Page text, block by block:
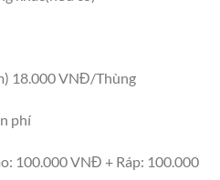
18.000 VNĐ/Thùng
phí
100.000 VNĐ + Ráp: 100.000